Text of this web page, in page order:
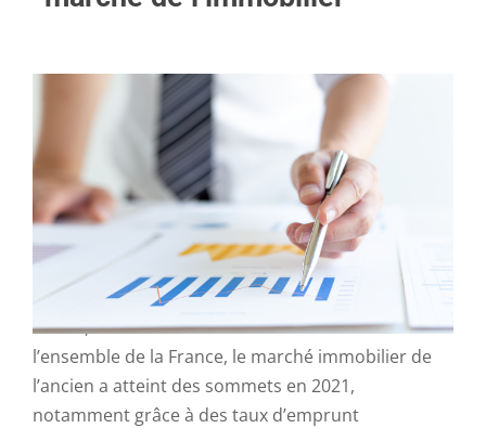
Avec 1,2 million de transactions réalisées sur
l’ensemble de la France, le marché immobilier de
l’ancien a atteint des sommets en 2021,
notamment grâce à des taux d’emprunt